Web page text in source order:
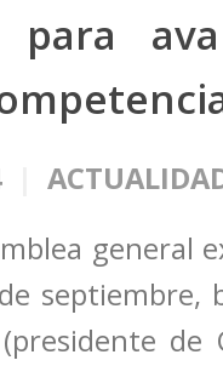
para
general
septiembre,
de